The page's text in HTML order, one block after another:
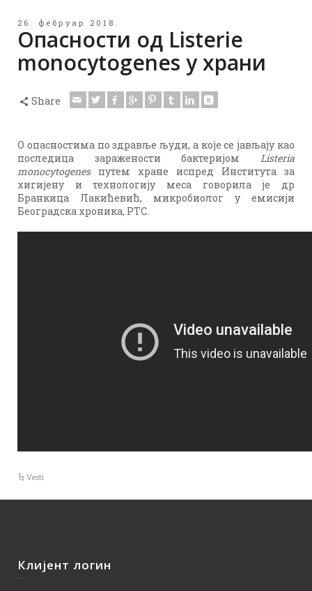
26. фебруар 2018.
Опасности од Listerie
monocytogenes у храни
Share
O oпасностима по здравље људи, а које се јављају као
последица заражености бактеријом Listeria
monocytogenes путем хране испред Института за
хигијену и технологију меса говорила је др
Бранкица Лакићевић, микробиолог у емисији
Београдска хроника, РТС.
Vesti
Клијент логин